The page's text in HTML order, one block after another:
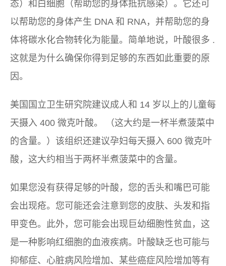
态）和白细胞（帮助您的身体抵抗感染）。它还可
以帮助您的身体产生 DNA 和 RNA，并帮助您的身
体将碳水化合物转化为能量。简单地说，叶酸很多 .
这就是为什么确保你得到足够的东西如此重要的原
因。
美国国立卫生研究院建议成人和 14 岁以上的儿童每
天摄入 400 微克叶酸。 （这大约是一杯半煮菠菜中
的含量。）该组织还建议孕妇每天摄入 600 微克叶
酸，这大约相当于两杯半煮菠菜中的含量。
如果您没有获得足够的叶酸，您的舌头和嘴巴可能
会出现疮。您可能还会注意到您的皮肤、头发和指
甲变色。此外，您可能会出现巨幼细胞性贫血，这
是一种影响红细胞的血液疾病。叶酸缺乏也可能与
抑郁症、心脏病风险增加、某些癌症风险增加等有